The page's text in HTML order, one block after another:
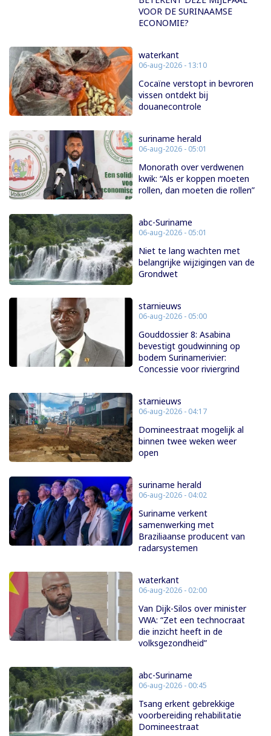
VOOR DE SURINAAMSE
ECONOMIE?
waterkant
06-aug-2026 - 13:10
Cocaïne verstopt in bevroren
vissen ontdekt bij
douanecontrole
suriname herald
06-aug-2026 - 05:01
Monorath over verdwenen
kwik: “Als er koppen moeten
rollen, dan moeten die rollen”
abc-Suriname
06-aug-2026 - 05:01
Niet te lang wachten met
belangrijke wijzigingen van de
Grondwet
starnieuws
06-aug-2026 - 05:00
Gouddossier 8: Asabina
bevestigt goudwinning op
bodem Surinamerivier:
Concessie voor riviergrind
starnieuws
06-aug-2026 - 04:17
Domineestraat mogelijk al
binnen twee weken weer
open
suriname herald
06-aug-2026 - 04:02
Suriname verkent
samenwerking met
Braziliaanse producent van
radarsystemen
waterkant
06-aug-2026 - 02:00
Van Dijk-Silos over minister
VWA: “Zet een technocraat
die inzicht heeft in de
volksgezondheid”
abc-Suriname
06-aug-2026 - 00:45
Tsang erkent gebrekkige
voorbereiding rehabilitatie
Domineestraat